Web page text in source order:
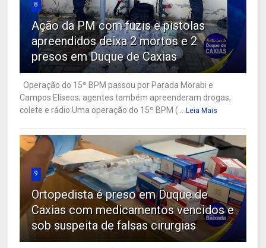
8
Ação da PM com fuzis e pistolas
apreendidos deixa 2 mortos e 2
presos em Duque de Caxias
Operação do 15º BPM passou por Parada Morabi e
Campos Elíseos; agentes também apreenderam drogas,
colete e rádio Uma operação do 15º BPM (...
Leia Mais
9
Ortopedista é preso em Duque de
Caxias com medicamentos vencidos e
sob suspeita de falsas cirurgias